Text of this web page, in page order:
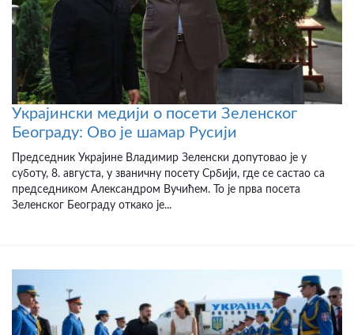
Украјински медији о посети Зеленског
Београду: Ово је шамар Русији
Председник Украјине Владимир Зеленски допутовао је у
суботу, 8. августа, у званичну посету Србији, где се састао са
председником Александром Вучићем. То је прва посета
Зеленског Београду откако је...